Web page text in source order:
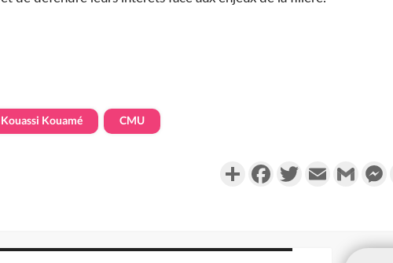
Kouassi Kouamé CMU
PartagerFacebookTwitterEmail Gmail